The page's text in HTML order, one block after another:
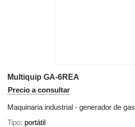
Multiquip GA-6REA
Precio a consultar
Maquinaria industrial - generador de gas
Tipo portátil